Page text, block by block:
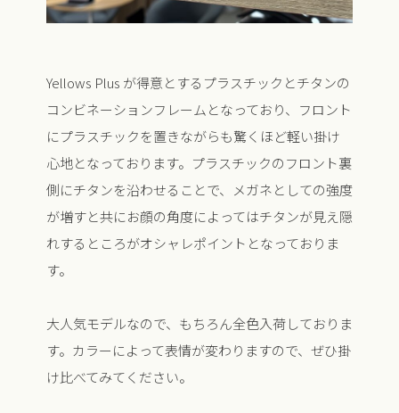
Yellows Plus が得意とするプラスチックとチタンの
コンビネーションフレームとなっており、フロント
にプラスチックを置きながらも驚くほど軽い掛け
心地となっております。プラスチックのフロント裏
側にチタンを沿わせることで、メガネとしての強度
が増すと共にお顔の角度によってはチタンが見え隠
れするところがオシャレポイントとなっておりま
す。
大人気モデルなので、もちろん全色入荷しておりま
す。カラーによって表情が変わりますので、ぜひ掛
け比べてみてください。